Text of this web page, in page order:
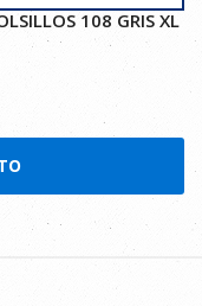
108 GRIS XL